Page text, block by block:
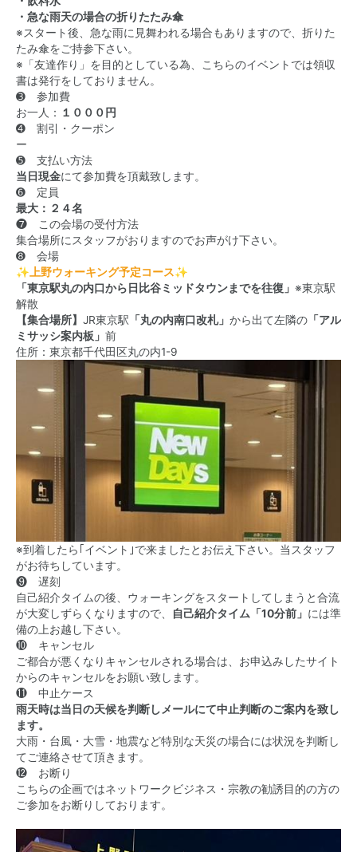
・急な雨天の場合の折りたたみ傘
※スタート後、急な雨に見舞われる場合もありますので、折りた
たみ傘をご持参下さい。
※「友達作り」を目的としている為、こちらのイベントでは領収
書は発行をしておりません。
➌ 参加費
お一人： １０００円
➍ 割引・クーポン
ー
➎ 支払い方法
当日現金にて参加費を頂戴致します。
➏ 定員
最大：２４名
❼ この会場の受付方法
集合場所にスタッフがおりますのでお声がけ下さい。
➑ 会場
✨ 上野ウォーキング予定コース✨
「東京駅丸の内口から日比谷ミッドタウンまでを往復」 ※東京駅
解散
【集合場所】 JR東京駅 「丸の内南口改札」 から出て左隣の 「アル
ミサッシ案内板」 前
住所：東京都千代田区丸の内1-9
※到着したら｢イベント｣で来ましたとお伝え下さい。当スタッフ
がお待ちしています。
❾ 遅刻
自己紹介タイムの後、ウォーキングをスタートしてしまうと合流
が大変しずらくなりますので、
自己紹介タイム「10分前」 には準
備の上お越し下さい。
❿ キャンセル
ご都合が悪くなりキャンセルされる場合は、お申込みしたサイト
からのキャンセルをお願い致します。
⓫ 中止ケース
雨天時は当日の天候を判断しメールにて中止判断のご案内を致し
ます。
大雨・台風・大雪・地震など特別な天災の場合には状況を判断し
てご連絡させて頂きます。
⓬ お断り
こちらの企画ではネットワークビジネス・宗教の勧誘目的の方の
ご参加をお断りしております。